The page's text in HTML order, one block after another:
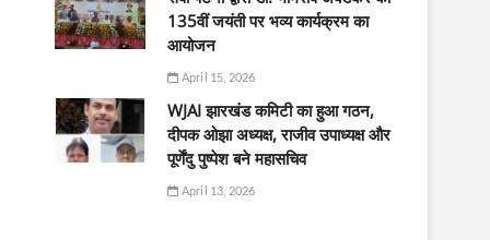
135वीं जयंती पर भव्य कार्यक्रम का
आयोजन
April 15, 2026
WJAI झारखंड कमिटी का हुआ गठन,
दीपक ओझा अध्यक्ष, राजीव उपाध्यक्ष और
पूर्णेंदु पुष्पेश बने महासचिव
April 13, 2026